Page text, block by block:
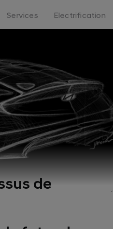
Services
Electrification
de